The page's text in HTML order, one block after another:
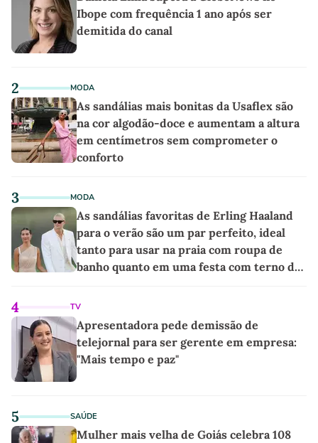
Ibope com frequência 1 ano após ser
demitida do canal
2 MODA
As sandálias mais bonitas da Usaflex são
na cor algodão-doce e aumentam a altura
em centímetros sem comprometer o
conforto
3 MODA
As sandálias favoritas de Erling Haaland
para o verão são um par perfeito, ideal
tanto para usar na praia com roupa de
banho quanto em uma festa com terno de
4 TV
Apresentadora pede demissão de
telejornal para ser gerente em empresa:
"Mais tempo e paz"
5 SAÚDE
Mulher mais velha de Goiás celebra 108